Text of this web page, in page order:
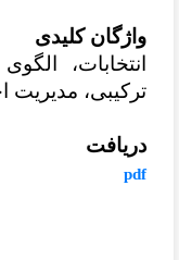
واژگان کلیدی
انتخابات،
ترکیبی، مدیریت
دریافت
pdf